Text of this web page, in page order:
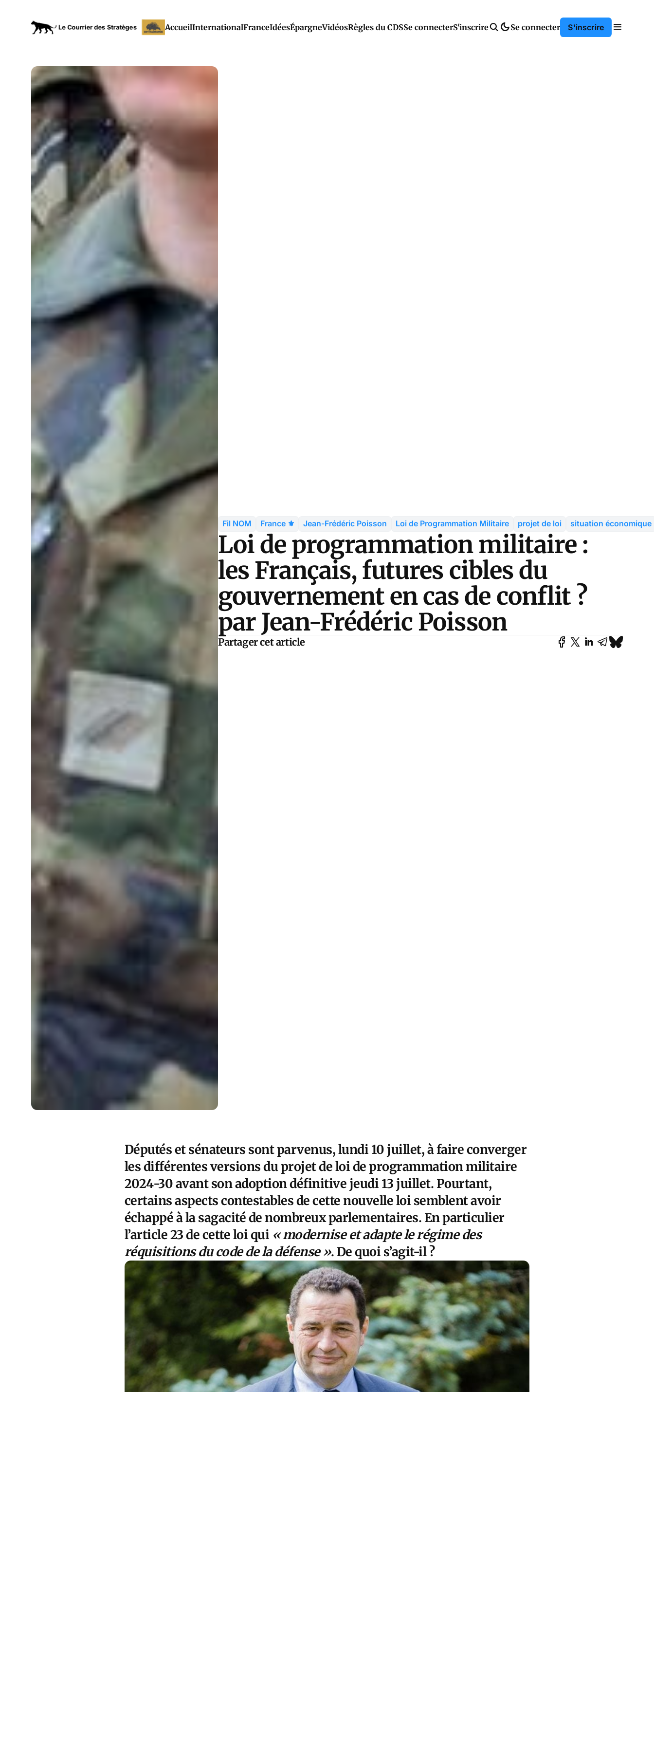
AccueilInternationalFranceIdéesÉpargneVidéosRègles du CDSSe connecterS'inscrire Se connecter S'inscrire
Fil NOM France ⚜️ Jean-Frédéric Poisson Loi de Programmation Militaire projet de loi situation économique
Loi de programmation militaire :
les Français, futures cibles du
gouvernement en cas de conflit ?
par Jean-Frédéric Poisson
Partager cet article
Députés et sénateurs sont parvenus, lundi 10 juillet, à faire converger
les différentes versions du projet de loi de programmation militaire
2024-30 avant son adoption définitive jeudi 13 juillet. Pourtant,
certains aspects contestables de cette nouvelle loi semblent avoir
échappé à la sagacité de nombreux parlementaires. En particulier
l’article 23 de cette loi qui «modernise et adapte le régime des
réquisitions du code de la défense». De quoi s’agit-il ?